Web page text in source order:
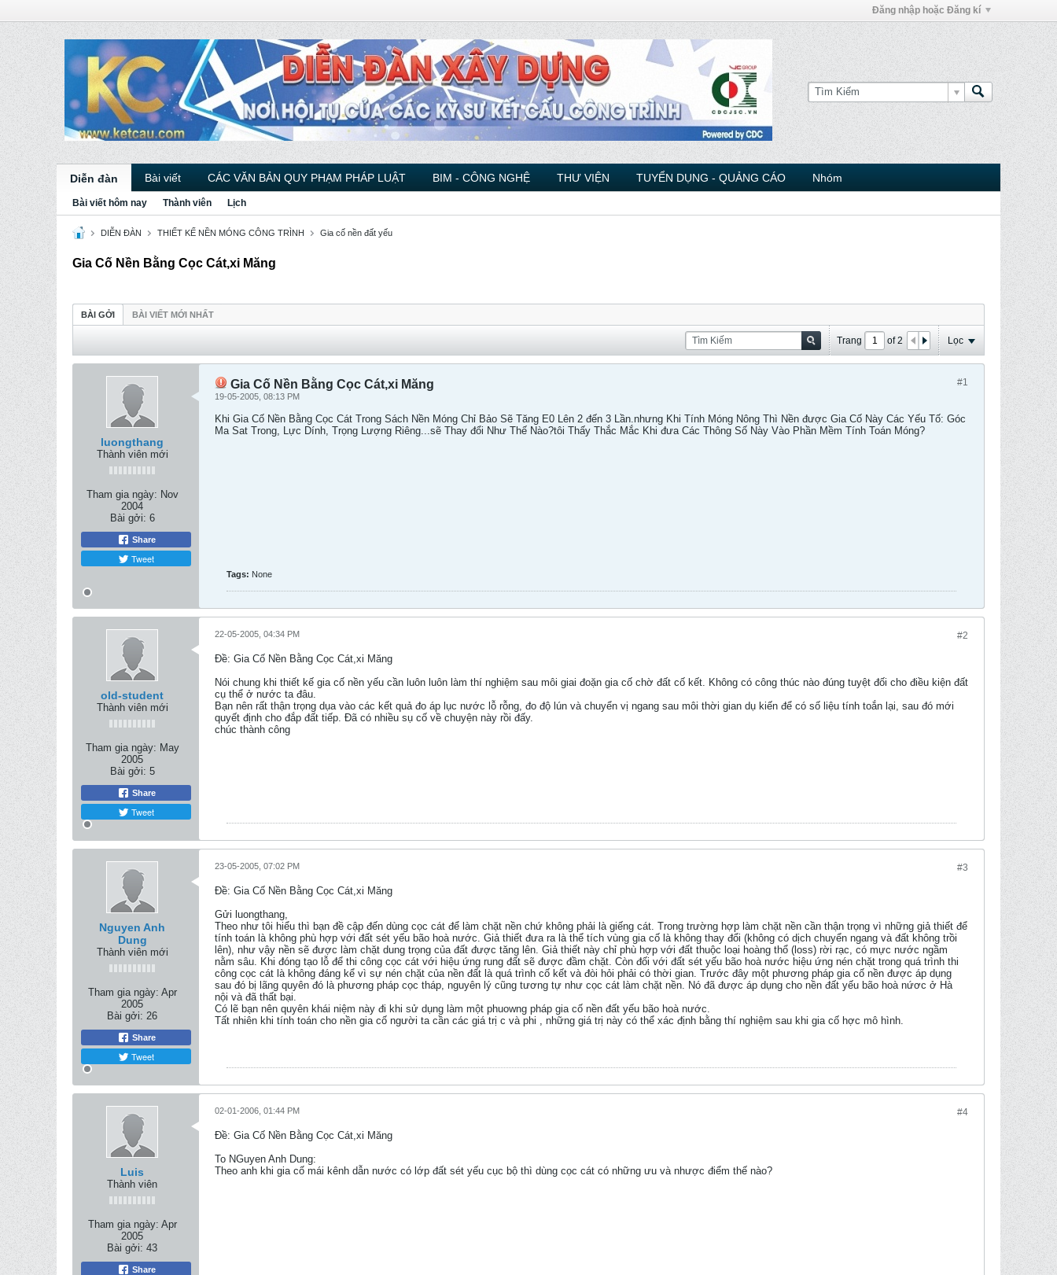
Đăng nhập hoặc Đăng kí
Diễn đàn Bài viết CÁC VĂN BẢN QUY PHẠM PHÁP LUẬT BIM - CÔNG NGHỆ THƯ VIỆN TUYỂN DỤNG - QUẢNG CÁO Nhóm
Bài viết hôm nay Thành viên Lịch
DIỄN ĐÀN THIẾT KẾ NỀN MÓNG CÔNG TRÌNH Gia cố nền đất yếu
Gia Cố Nền Bằng Cọc Cát,xi Măng
BÀI GỞI BÀI VIẾT MỚI NHẤT
Trang of2 Lọc
luongthang
Thành viên mới
Tham gia ngày: Nov
2004
Bài gởi: 6
Share
Tweet
#1
Gia Cố Nền Bằng Cọc Cát,xi Măng
19-05-2005, 08:13 PM
Khi Gia Cố Nền Bằng Cọc Cát Trong Sách Nền Móng Chỉ Bảo Sẽ Tăng E0 Lên 2 đến 3 Lần.nhưng Khi Tính Móng Nông Thì Nền được Gia Cố Này Các Yếu Tố: Góc
Ma Sat Trong, Lực Dính, Trọng Lượng Riêng...sẽ Thay đổi Như Thế Nào?tôi Thấy Thắc Mắc Khi đưa Các Thông Số Này Vào Phần Mềm Tính Toán Móng?
Tags: None
old-student
Thành viên mới
Tham gia ngày: May
2005
Bài gởi: 5
Share
Tweet
#2
22-05-2005, 04:34 PM
Ðề: Gia Cố Nền Bằng Cọc Cát,xi Măng
Nói chung khi thiết kế gia cố nền yếu cần luôn luôn làm thí nghiệm sau môi giai đoặn gia cố chờ đất cố kết. Không có công thúc nào đúng tuyệt đối cho điều kiện đất
cụ thể ở nước ta đâu.
Bạn nên rất thận trọng dụa vào các kết quả đo áp lục nước lỗ rỗng, đo độ lún và chuyển vị ngang sau môi thời gian dụ kiến để có số liệu tính toắn lại, sau đó mới
quyết định cho đắp đất tiếp. Đã có nhiều sụ cố về chuyện này rồi đấy.
chúc thành công
Nguyen Anh
Dung
Thành viên mới
Tham gia ngày: Apr
2005
Bài gởi: 26
Share
Tweet
#3
23-05-2005, 07:02 PM
Ðề: Gia Cố Nền Bằng Cọc Cát,xi Măng
Gửi luongthang,
Theo như tôi hiểu thì bạn đề cập đến dùng cọc cát để làm chặt nền chứ không phải là giếng cát. Trong trường hợp làm chặt nền cần thận trọng vì những giả thiết để
tính toán là không phù hợp với đất sét yếu bão hoà nước. Giả thiết đưa ra là thể tích vùng gia cố là không thay đổi (không có dịch chuyển ngang và đất không trồi
lên), như vậy nền sẽ được làm chặt dung trọng của đất được tăng lên. Giả thiết này chỉ phù hợp với đất thuộc loại hoàng thổ (loss) rời rạc, có mực nước ngầm
nằm sâu. Khi đóng tạo lỗ để thi công cọc cát với hiệu ứng rung đất sẽ được đầm chặt. Còn đối với đất sét yếu bão hoà nước hiệu ứng nén chặt trong quá trình thi
công cọc cát là không đáng kể vì sự nén chặt của nền đất là quá trình cố kết và đòi hỏi phải có thời gian. Trước đây một phương pháp gia cố nền được áp dụng
sau đó bị lãng quyên đó là phương pháp cọc tháp, nguyên lý cũng tương tự như cọc cát làm chặt nền. Nó đã được áp dụng cho nền đất yếu bão hoà nứơc ở Hà
nội và đã thất bại.
Có lẽ bạn nên quyên khái niệm này đi khi sử dụng làm một phuowng pháp gia cố nền đất yếu bão hoà nước.
Tất nhiên khi tính toán cho nền gia cố người ta cần các giá trị c và phi , những giá trị này có thể xác định bằng thí nghiệm sau khi gia cố hợc mô hình.
Luis
Thành viên
Tham gia ngày: Apr
2005
Bài gởi: 43
Share
#4
02-01-2006, 01:44 PM
Ðề: Gia Cố Nền Bằng Cọc Cát,xi Măng
To NGuyen Anh Dung:
Theo anh khi gia cố mái kênh dẫn nước có lớp đất sét yếu cục bộ thì dùng cọc cát có những ưu và nhược điểm thế nào?